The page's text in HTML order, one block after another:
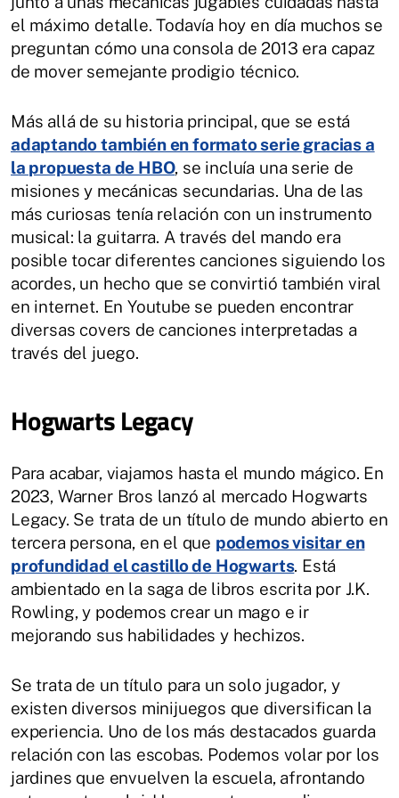
el máximo detalle. Todavía hoy en día muchos se
preguntan cómo una consola de 2013 era capaz
de mover semejante prodigio técnico.
Más allá de su historia principal, que se está
adaptando también en formato serie gracias a
la propuesta de HBO, se incluía una serie de
misiones y mecánicas secundarias. Una de las
más curiosas tenía relación con un instrumento
musical: la guitarra. A través del mando era
posible tocar diferentes canciones siguiendo los
acordes, un hecho que se convirtió también viral
en internet. En Youtube se pueden encontrar
diversas covers de canciones interpretadas a
través del juego.
Hogwarts Legacy
Para acabar, viajamos hasta el mundo mágico. En
2023, Warner Bros lanzó al mercado Hogwarts
Legacy. Se trata de un título de mundo abierto en
tercera persona, en el que podemos visitar en
profundidad el castillo de Hogwarts. Está
ambientado en la saga de libros escrita por J.K.
Rowling, y podemos crear un mago e ir
mejorando sus habilidades y hechizos.
Se trata de un título para un solo jugador, y
existen diversos minijuegos que diversifican la
experiencia. Uno de los más destacados guarda
relación con las escobas. Podemos volar por los
jardines que envuelven la escuela, afrontando